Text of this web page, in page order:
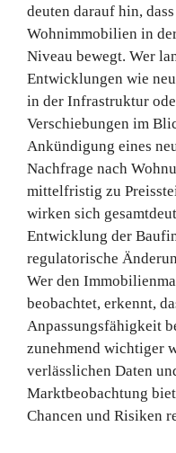
deuten darauf hin,
Wohnimmobilien in
Niveau bewegt. Wer
Entwicklungen wie
in der Infrastruktur
Verschiebungen im
Ankündigung eines
Nachfrage nach
mittelfristig zu
wirken sich
Entwicklung der
regulatorische
Wer den
beobachtet, erkennt,
Anpassungsfähigkeit
zunehmend wichtiger
verlässlichen Daten
Marktbeobachtung
Chancen und Risiken